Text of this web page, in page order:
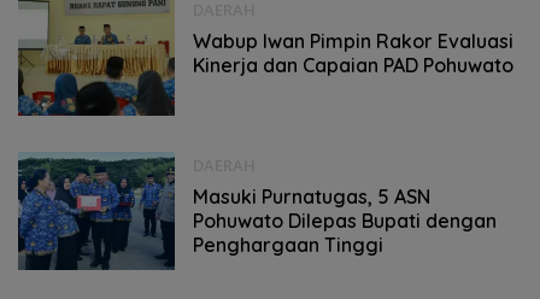
Wabup Iwan Pimpin Rakor Evaluasi
Kinerja dan Capaian PAD Pohuwato
Masuki Purnatugas, 5 ASN
Pohuwato Dilepas Bupati dengan
Penghargaan Tinggi